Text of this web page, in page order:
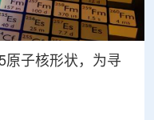
原子核形状，为寻